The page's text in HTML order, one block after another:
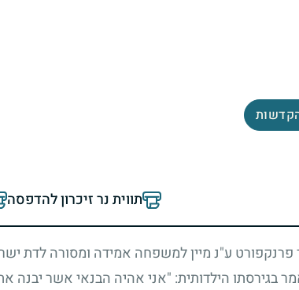
תווית נר זיכרון להדפסה
פרנקפורט ע"נ מיין למשפחה אמידה ומסורה לדת
בגירסתו הילדותית: "אני אהיה הבנאי אשר